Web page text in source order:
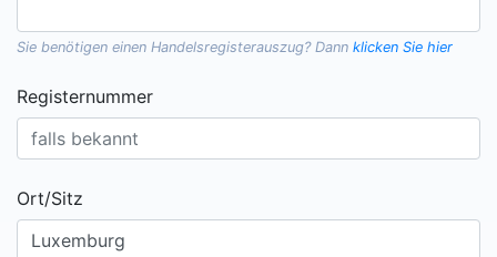
Sie benötigen einen Handelsregisterauszug? Dann klicken Sie hier
Registernummer
Ort/Sitz